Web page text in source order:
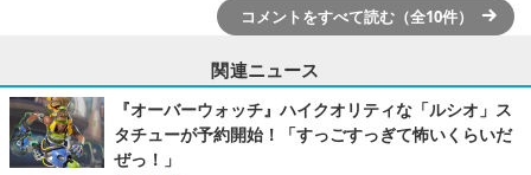
コメントをすべて読む（全10件）
関連ニュース
『オーバーウォッチ』ハイクオリティな「ルシオ」ス
タチューが予約開始！「すっごすっぎて怖いくらいだ
ぜっ！」